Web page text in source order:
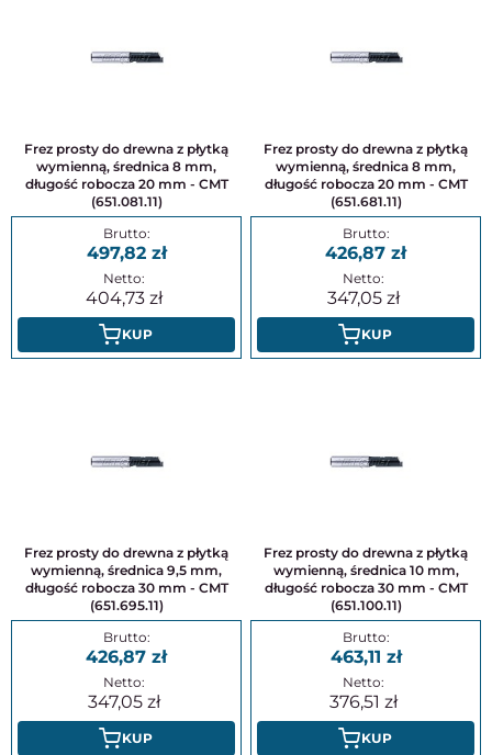
Frez prosty do drewna z płytką
wymienną, średnica 8 mm,
długość robocza 20 mm - CMT
(651.081.11)
497,82
404,73
KUP
Frez prosty do drewna z płytką
wymienną, średnica 8 mm,
długość robocza 20 mm - CMT
(651.681.11)
426,87
347,05
KUP
Frez prosty do drewna z płytką
wymienną, średnica 9,5 mm,
długość robocza 30 mm - CMT
(651.695.11)
426,87
347,05
KUP
Frez prosty do drewna z płytką
wymienną, średnica 10 mm,
długość robocza 30 mm - CMT
(651.100.11)
463,11
376,51
KUP